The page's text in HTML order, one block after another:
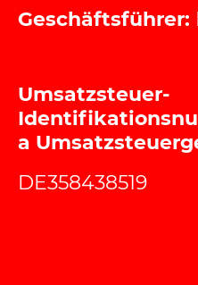
Geschäftsführer:
Umsatzsteuer-
a